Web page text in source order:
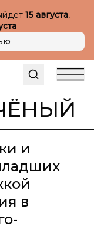
15 августа,
и
в